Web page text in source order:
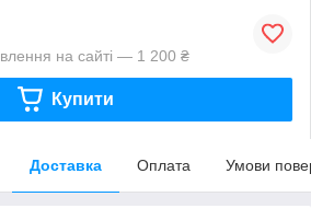
на сайті — 1 200 ₴
Купити
Доставка Оплата Умови